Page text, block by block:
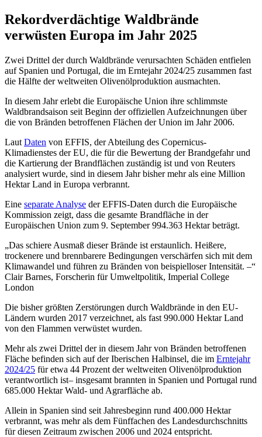
Rekordverdächtige Waldbrände
verwüsten Europa im Jahr 2025
Zwei Drittel der durch Waldbrände verursachten Schäden entfielen
auf Spanien und Portugal, die im Erntejahr 2024/25 zusammen fast
die Hälfte der weltweiten Olivenölproduktion ausmachten.
In diesem Jahr erlebt die Europäische Union ihre schlimmste
Waldbrandsaison seit Beginn der offiziellen Aufzeichnungen über
die von Bränden betroffenen Flächen der Union im Jahr 2006.
Laut Daten von EFFIS, der Abteilung des Copernicus-
Klimadienstes der EU, die für die Bewertung der Brandgefahr und
die Kartierung der Brandflächen zuständig ist und von Reuters
analysiert wurde, sind in diesem Jahr bisher mehr als eine Million
Hektar Land in Europa verbrannt.
Eine separate Analyse der EFFIS-Daten durch die Europäische
Kommission zeigt, dass die gesamte Brandfläche in der
Europäischen Union zum 9. September 994.363 Hektar beträgt.
Das schiere Ausmaß dieser Brände ist erstaunlich. Heißere,
trockenere und brennbarere Bedingungen verschärfen sich mit dem
Klimawandel und führen zu Bränden von beispielloser Intensität. –
Clair Barnes, Forscherin für Umweltpolitik, Imperial College
London
Die bisher größten Zerstörungen durch Waldbrände in den EU-
Ländern wurden 2017 verzeichnet, als fast 990.000 Hektar Land
von den Flammen verwüstet wurden.
Mehr als zwei Drittel der in diesem Jahr von Bränden betroffenen
Fläche befinden sich auf der Iberischen Halbinsel, die im Erntejahr
2024/25 für etwa 44 Prozent der weltweiten Olivenölproduktion
verantwortlich ist– insgesamt brannten in Spanien und Portugal rund
685.000 Hektar Wald- und Agrarfläche ab.
Allein in Spanien sind seit Jahresbeginn rund 400.000 Hektar
verbrannt, was mehr als dem Fünffachen des Landesdurchschnitts
für diesen Zeitraum zwischen 2006 und 2024 entspricht.